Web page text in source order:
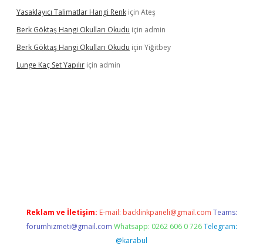
Yasaklayıcı Talimatlar Hangi Renk için Ateş
Berk Göktaş Hangi Okulları Okudu için admin
Berk Göktaş Hangi Okulları Okudu için Yiğitbey
Lunge Kaç Set Yapılır için admin
Reklam ve İletişim: E-mail: backlinkpaneli@gmail.com Teams:
forumhizmeti@gmail.com Whatsapp: 0262 606 0 726 Telegram:
@karabul